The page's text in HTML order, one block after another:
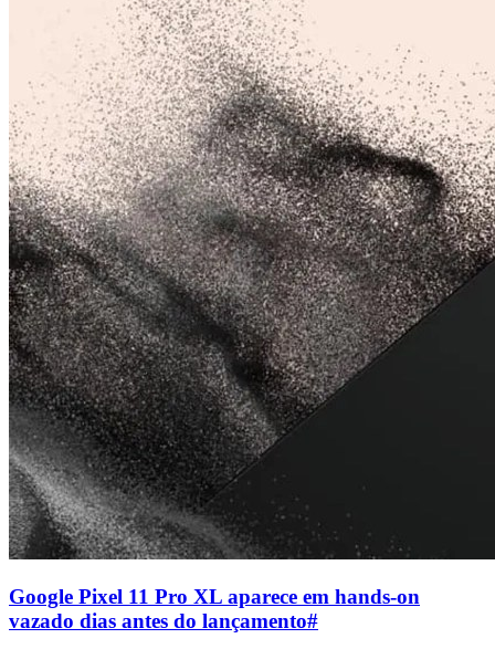
Google Pixel 11 Pro XL aparece em hands-on
vazado dias antes do lançamento#